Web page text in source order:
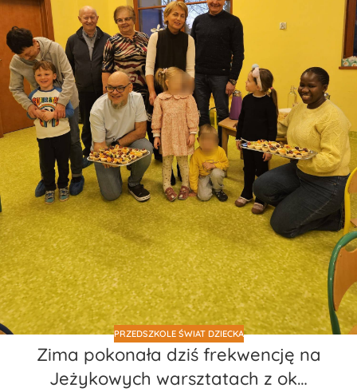
PRZEDSZKOLE ŚWIAT DZIECKA
Zima pokonała dziś frekwencję na
Jeżykowych warsztatach z ok…